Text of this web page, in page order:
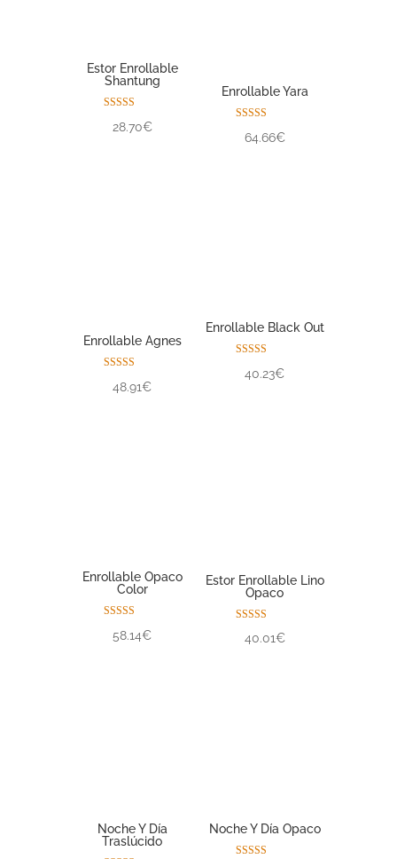
Estor Enrollable
Shantung
5.00
28.70€
Enrollable Yara
5.00
64.66€
Enrollable Agnes
5.00
48.91€
Enrollable Black Out
5.00
40.23€
Enrollable Opaco
Color
5.00
58.14€
Estor Enrollable Lino
Opaco
5.00
40.01€
Noche Y Día
Traslúcido
Noche Y Día Opaco